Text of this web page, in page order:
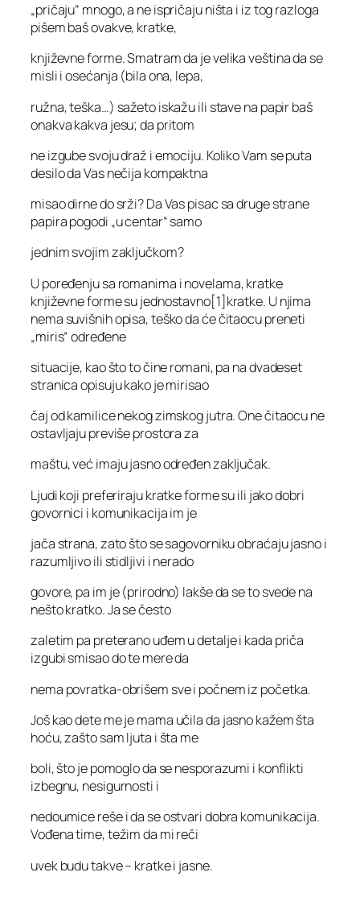
„pričaju“ mnogo, a ne ispričaju ništa i iz tog razloga
pišem baš ovakve, kratke,
književne forme. Smatram da je velika veština da se
misli i osećanja (bila ona, lepa,
ružna, teška…) sažeto iskažu ili stave na papir baš
onakva kakva jesu; da pritom
ne izgube svoju draž i emociju. Koliko Vam se puta
desilo da Vas nečija kompaktna
misao dirne do srži? Da Vas pisac sa druge strane
papira pogodi „u centar“ samo
jednim svojim zaključkom?
U poređenju sa romanima i novelama, kratke
književne forme su jednostavno[1]kratke. U njima
nema suvišnih opisa, teško da će čitaocu preneti
„miris“ određene
situacije, kao što to čine romani, pa na dvadeset
stranica opisuju kako je mirisao
čaj od kamilice nekog zimskog jutra. One čitaocu ne
ostavljaju previše prostora za
maštu, već imaju jasno određen zaključak.
Ljudi koji preferiraju kratke forme su ili jako dobri
govornici i komunikacija im je
jača strana, zato što se sagovorniku obraćaju jasno i
razumljivo ili stidljivi i nerado
govore, pa im je (prirodno) lakše da se to svede na
nešto kratko. Ja se često
zaletim pa preterano uđem u detalje i kada priča
izgubi smisao do te mere da
nema povratka-obrišem sve i počnem iz početka.
Još kao dete me je mama učila da jasno kažem šta
hoću, zašto sam ljuta i šta me
boli, što je pomoglo da se nesporazumi i konflikti
izbegnu, nesigurnosti i
nedoumice reše i da se ostvari dobra komunikacija.
Vođena time, težim da mi reči
uvek budu takve – kratke i jasne.